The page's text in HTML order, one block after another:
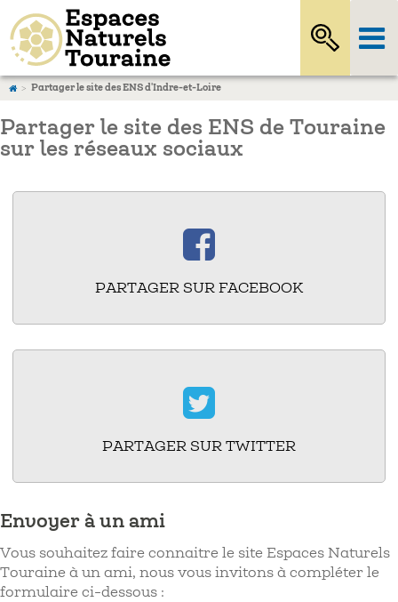
Partager le site des ENS d'Indre-et-Loire
Partager le site des ENS de Touraine
sur les réseaux sociaux
PARTAGER SUR FACEBOOK
PARTAGER SUR TWITTER
Envoyer à un ami
Vous souhaitez faire connaitre le site Espaces Naturels
Touraine à un ami, nous vous invitons à compléter le
formulaire ci-dessous :